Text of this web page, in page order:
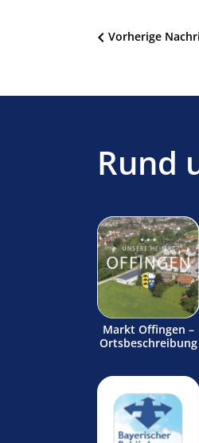
Vorherige
Rund
Markt Offingen –
Ortsbeschreibung